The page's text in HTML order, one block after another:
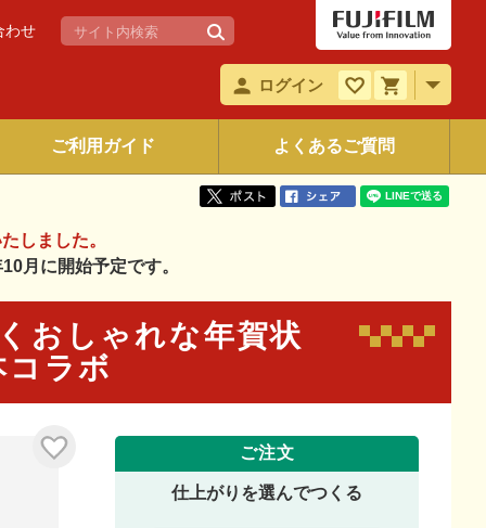
わせ
ログイン
ご利用ガイド よくあるご質問
しました。
月に開始予定です。
おしゃれな年賀状
ラボ
ご注文
仕上がりを選んでつくる